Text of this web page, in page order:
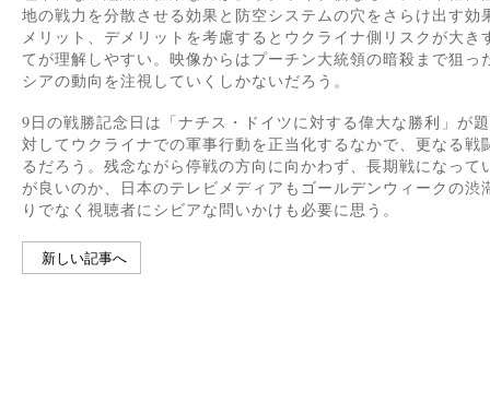
地の戦力を分散させる効果と防空システムの穴をさらけ出す
メリット、デメリットを考慮するとウクライナ側リスクが大
てが理解しやすい。映像からはプーチン大統領の暗殺まで狙
シアの動向を注視していくしかないだろう。
9日の戦勝記念日は「ナチス・ドイツに対する偉大な勝利」が
対してウクライナでの軍事行動を正当化するなかで、更なる
るだろう。残念ながら停戦の方向に向かわず、長期戦になっ
が良いのか、日本のテレビメディアもゴールデンウィークの
りでなく視聴者にシビアな問いかけも必要に思う。
新しい記事へ